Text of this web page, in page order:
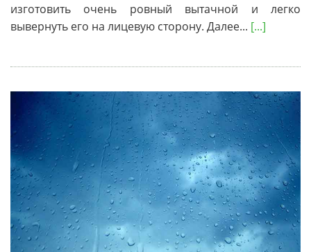
изготовить очень ровный вытачной и легко
вывернуть его на лицевую сторону. Далее... [...]